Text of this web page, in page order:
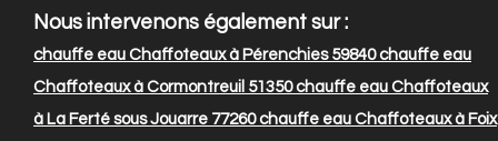
Nous intervenons également sur :
chauffe eau Chaffoteaux à Pérenchies 59840chauffe eau
Chaffoteaux à Cormontreuil 51350chauffe eau Chaffoteaux
à La Ferté sous Jouarre 77260chauffe eau Chaffoteaux à Foix